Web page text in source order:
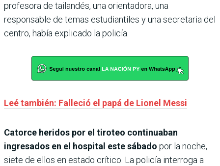
profesora de tailandés, una orientadora, una
responsable de temas estudiantiles y una secretaria del
centro, había explicado la policía.
Leé también: Falleció el papá de Lionel Messi
Catorce heridos por el tiroteo continuaban
ingresados en el hospital este sábado por la noche,
siete de ellos en estado crítico. La policía interroga a